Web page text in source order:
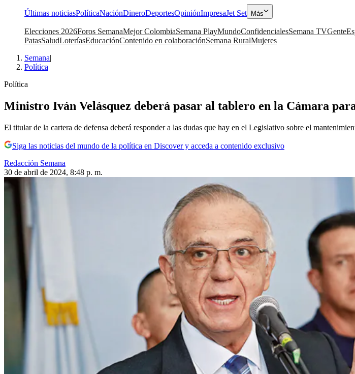
Últimas noticiasPolíticaNaciónDineroDeportesOpiniónImpresaJet Set Más
Elecciones 2026Foros SemanaMejor ColombiaSemana PlayMundoConfidencialesSemana TVGente
PatasSaludLoteríasEducaciónContenido en colaboraciónSemana RuralMujeres
Semana|
Política
Política
Ministro Iván Velásquez deberá pasar al tablero en la Cámara
El titular de la cartera de defensa deberá responder a las dudas que hay en el Legislativo sobre el
Siga las noticias del mundo de la política en Discover y acceda a contenido exclusivo
Redacción Semana
30 de abril de 2024, 8:48 p. m.